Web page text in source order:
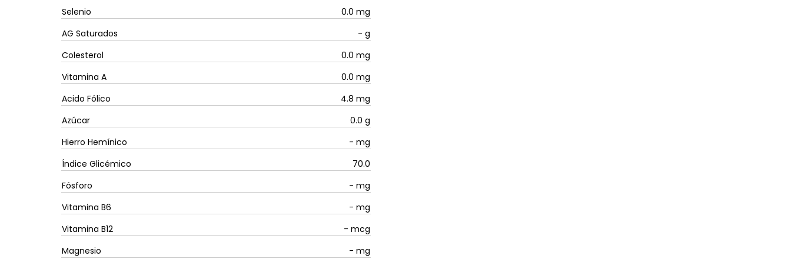
Selenio
0.0 mg
AG Saturados
- g
Colesterol
0.0 mg
Vitamina A
0.0 mg
Acido Fólico
4.8 mg
Azúcar
0.0 g
Hierro Hemínico
- mg
Índice Glicémico
70.0
Fósforo
- mg
Vitamina B6
- mg
Vitamina B12
- mcg
Magnesio
- mg